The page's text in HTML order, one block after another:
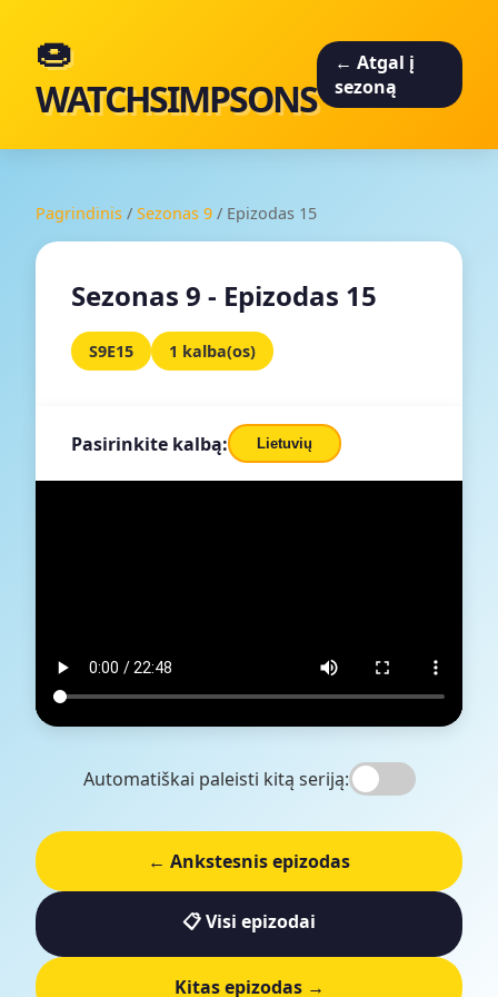
🍩
WATCHSIMPSONS
← Atgal į
sezoną
Pagrindinis / Sezonas 9 / Epizodas 15
Sezonas 9 - Epizodas 15
S9E15 1 kalba(os)
Pasirinkite kalbą: Lietuvių
Automatiškai paleisti kitą seriją:
← Ankstesnis epizodas
📋 Visi epizodai
Kitas epizodas →